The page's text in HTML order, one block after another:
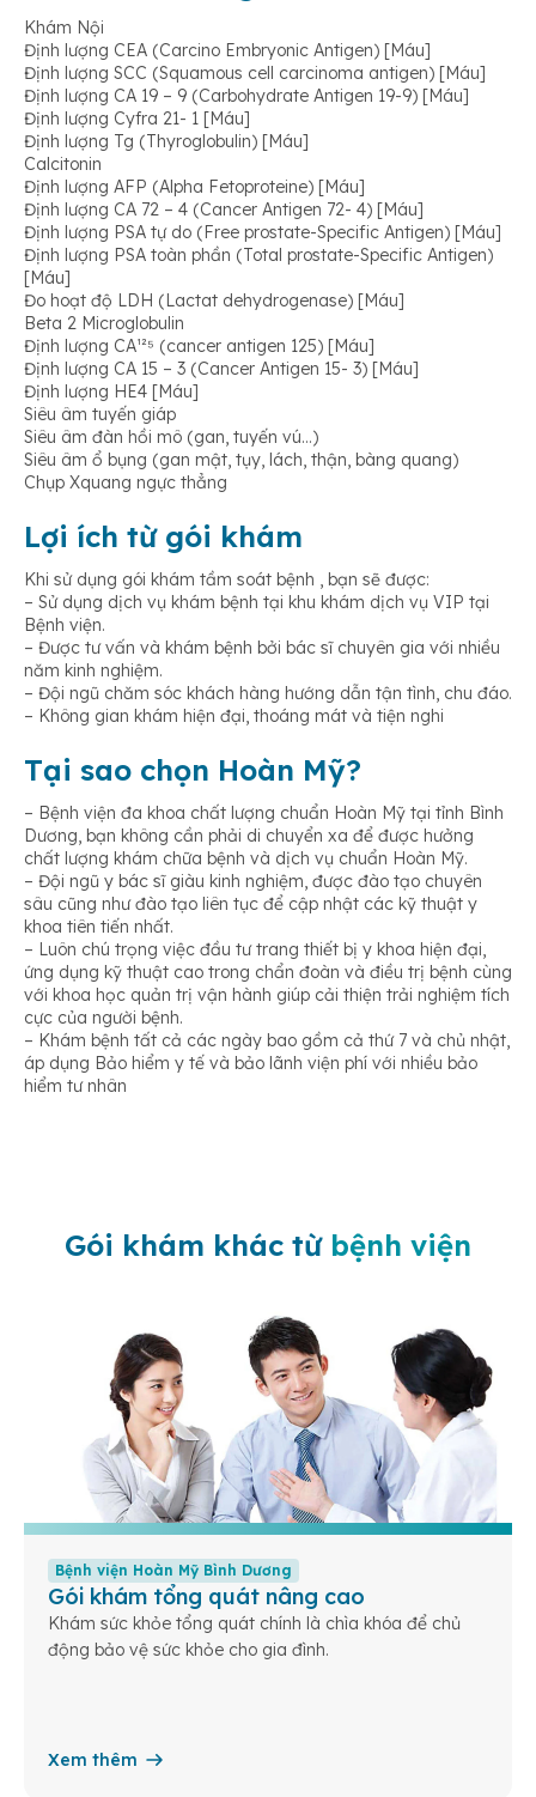
Khám Nội
Định lượng CEA (Carcino Embryonic Antigen) [Máu]
Định lượng SCC (Squamous cell carcinoma antigen) [Máu]
Định lượng CA 19 – 9 (Carbohydrate Antigen 19-9) [Máu]
Định lượng Cyfra 21- 1 [Máu]
Định lượng Tg (Thyroglobulin) [Máu]
Calcitonin
Định lượng AFP (Alpha Fetoproteine) [Máu]
Định lượng CA 72 – 4 (Cancer Antigen 72- 4) [Máu]
Định lượng PSA tự do (Free prostate-Specific Antigen) [Máu]
Định lượng PSA toàn phần (Total prostate-Specific Antigen)
[Máu]
Đo hoạt độ LDH (Lactat dehydrogenase) [Máu]
Beta 2 Microglobulin
Định lượng CA¹²⁵ (cancer antigen 125) [Máu]
Định lượng CA 15 – 3 (Cancer Antigen 15- 3) [Máu]
Định lượng HE4 [Máu]
Siêu âm tuyến giáp
Siêu âm đàn hồi mô (gan, tuyến vú…)
Siêu âm ổ bụng (gan mật, tụy, lách, thận, bàng quang)
Chụp Xquang ngực thẳng
Lợi ích từ gói khám
Khi sử dụng gói khám tầm soát bệnh , bạn sẽ được:
– Sử dụng dịch vụ khám bệnh tại khu khám dịch vụ VIP tại
Bệnh viện.
– Được tư vấn và khám bệnh bởi bác sĩ chuyên gia với nhiều
năm kinh nghiệm.
– Đội ngũ chăm sóc khách hàng hướng dẫn tận tình, chu đáo.
– Không gian khám hiện đại, thoáng mát và tiện nghi
Tại sao chọn Hoàn Mỹ?
– Bệnh viện đa khoa chất lượng chuẩn Hoàn Mỹ tại tỉnh Bình
Dương, bạn không cần phải di chuyển xa để được hưởng
chất lượng khám chữa bệnh và dịch vụ chuẩn Hoàn Mỹ.
– Đội ngũ y bác sĩ giàu kinh nghiệm, được đào tạo chuyên
sâu cũng như đào tạo liên tục để cập nhật các kỹ thuật y
khoa tiên tiến nhất.
– Luôn chú trọng việc đầu tư trang thiết bị y khoa hiện đại,
ứng dụng kỹ thuật cao trong chẩn đoàn và điều trị bệnh cùng
với khoa học quản trị vận hành giúp cải thiện trải nghiệm tích
cực của người bệnh.
– Khám bệnh tất cả các ngày bao gồm cả thứ 7 và chủ nhật,
áp dụng Bảo hiểm y tế và bảo lãnh viện phí với nhiều bảo
hiểm tư nhân
Gói khám khác từ bệnh viện
Bệnh viện Hoàn Mỹ Bình Dương
Gói khám tổng quát nâng cao
Khám sức khỏe tổng quát chính là chìa khóa để chủ
động bảo vệ sức khỏe cho gia đình.
Xem thêm